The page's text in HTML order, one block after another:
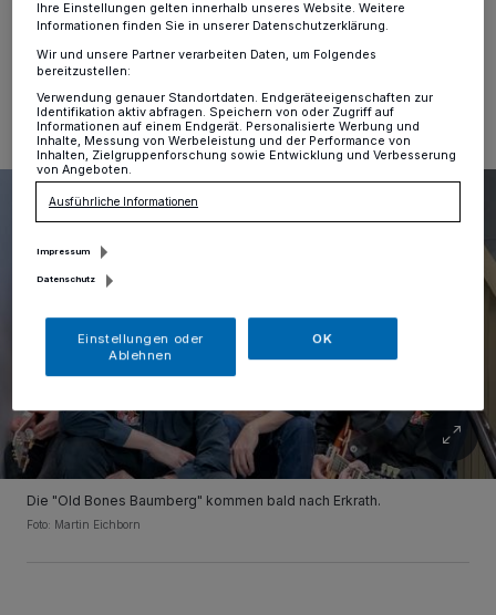
08.06.2026 , 15:27 Uhr
Die "Old Bones Baumberg" kommen bald nach Erkrath.
Foto: Martin Eichborn
Ihre Einstellungen gelten innerhalb unseres Website. Weitere
Informationen finden Sie in unserer Datenschutzerklärung.
Wir und unsere Partner verarbeiten Daten, um Folgendes
bereitzustellen:
Verwendung genauer Standortdaten. Endgeräteeigenschaften zur
Identifikation aktiv abfragen. Speichern von oder Zugriff auf
Informationen auf einem Endgerät. Personalisierte Werbung und
Inhalte, Messung von Werbeleistung und der Performance von
Inhalten, Zielgruppenforschung sowie Entwicklung und Verbesserung
von Angeboten.
Ausführliche Informationen
Impressum
Datenschutz
Einstellungen oder
Ablehnen
OK